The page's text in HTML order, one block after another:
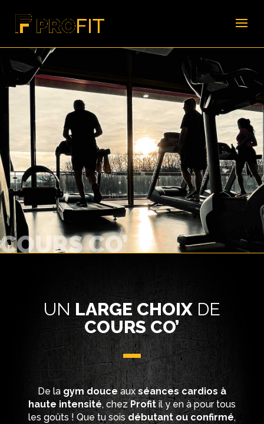
COURS CO’
UN LARGE CHOIX DE
COURS CO’
De la gym douceauxséances cardios à
haute intensité, chezProfitil y en à pour tous
les goûts ! Que tu soisdébutant ou confirmé,